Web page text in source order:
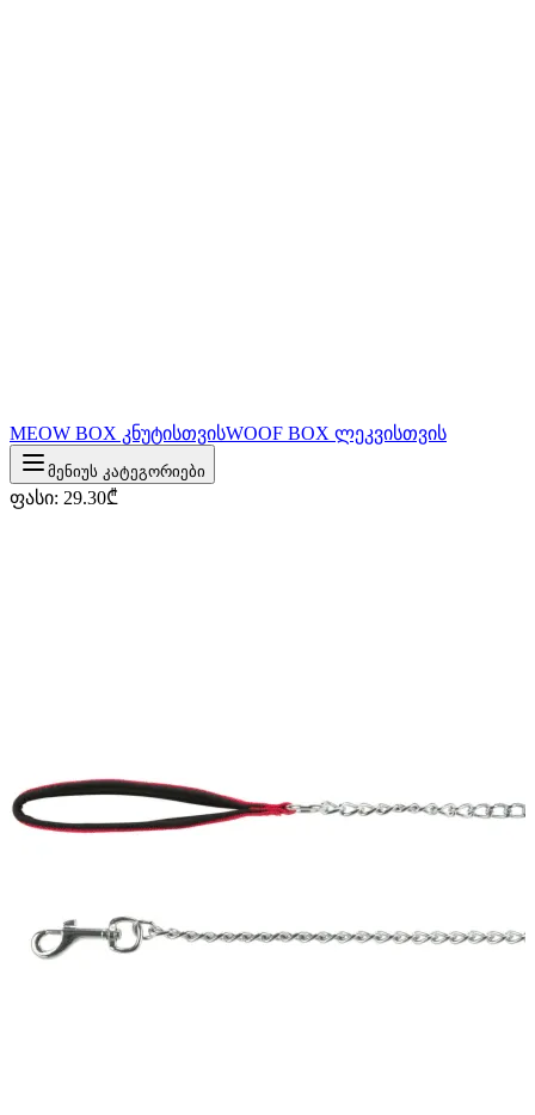
MEOW BOX კნუტისთვისWOOF BOX ლეკვისთვის
მენიუს კატეგორიები
ფასი: 29.30₾